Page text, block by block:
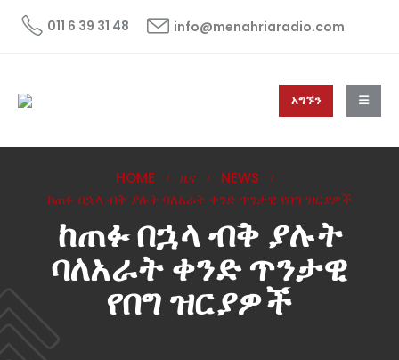
011 6 39 31 48 info@menahriaradio.com
አግኙን
HOME ዜና
NEWS
ከጠፉ በኋላ ብቅ ያሉት ባለአራት ቀንድ ጥንታዊ የበግ ዝርያዎች
ከጠፉ በኋላ ብቅ ያሉት
ባለአራት ቀንድ ጥንታዊ
የበግ ዝርያዎች